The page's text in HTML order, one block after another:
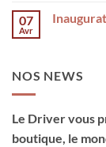
07
Avr
NOS NEWS
Le Driver vous
boutique, le